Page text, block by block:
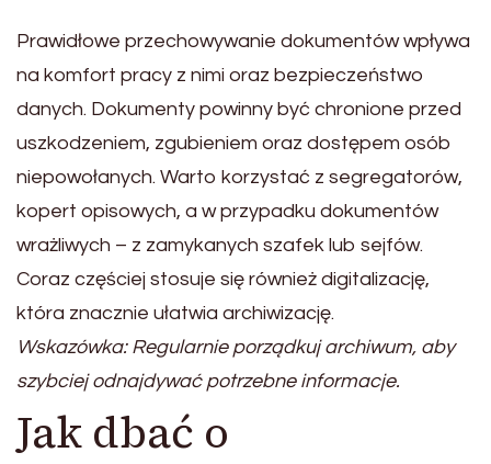
Prawidłowe przechowywanie dokumentów wpływa
na komfort pracy z nimi oraz bezpieczeństwo
danych. Dokumenty powinny być chronione przed
uszkodzeniem, zgubieniem oraz dostępem osób
niepowołanych. Warto korzystać z segregatorów,
kopert opisowych, a w przypadku dokumentów
wrażliwych – z zamykanych szafek lub sejfów.
Coraz częściej stosuje się również digitalizację,
która znacznie ułatwia archiwizację.
Wskazówka: Regularnie porządkuj archiwum, aby
szybciej odnajdywać potrzebne informacje.
Jak dbać o